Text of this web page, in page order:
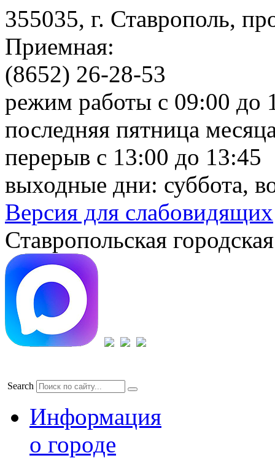
355035, г. Ставрополь,
Приемная:
(8652) 26-28-53
режим работы с 09:00 до
последняя пятница
перерыв с 13:00 до 13:45
выходные дни: суббота,
Версия для слабовидящих
Ставропольская
Search
Информация
о городе